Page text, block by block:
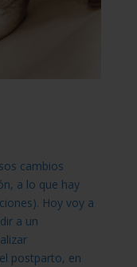
cambios
a lo que hay
Hoy voy a
a un
postparto, en